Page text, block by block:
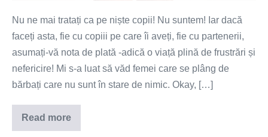
Nu ne mai tratați ca pe niște copii! Nu suntem! Iar dacă
faceți asta, fie cu copiii pe care îi aveți, fie cu partenerii,
asumați-vă nota de plată -adică o viață plină de frustrări și
nefericire! Mi s-a luat să văd femei care se plâng de
bărbați care nu sunt în stare de nimic. Okay, […]
Read more
Nu
ne